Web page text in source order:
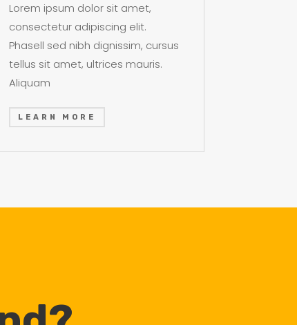
Lorem ipsum dolor sit amet,
consectetur adipiscing elit.
Phasell sed nibh dignissim, cursus
tellus sit amet, ultrices mauris.
Aliquam
LEARN MORE